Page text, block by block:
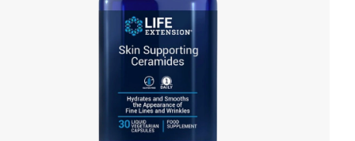
hvězdiček.